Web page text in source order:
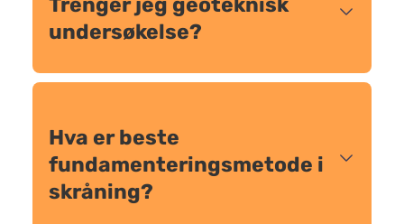
undersøkelse?
Hva er beste
fundamenteringsmetode i
skråning?